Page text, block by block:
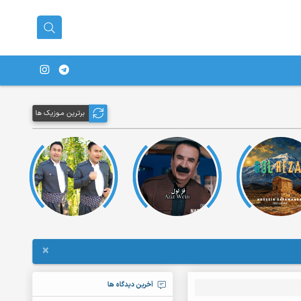
برترین مـوزیک ها
×
آخرین دیدگاه ها